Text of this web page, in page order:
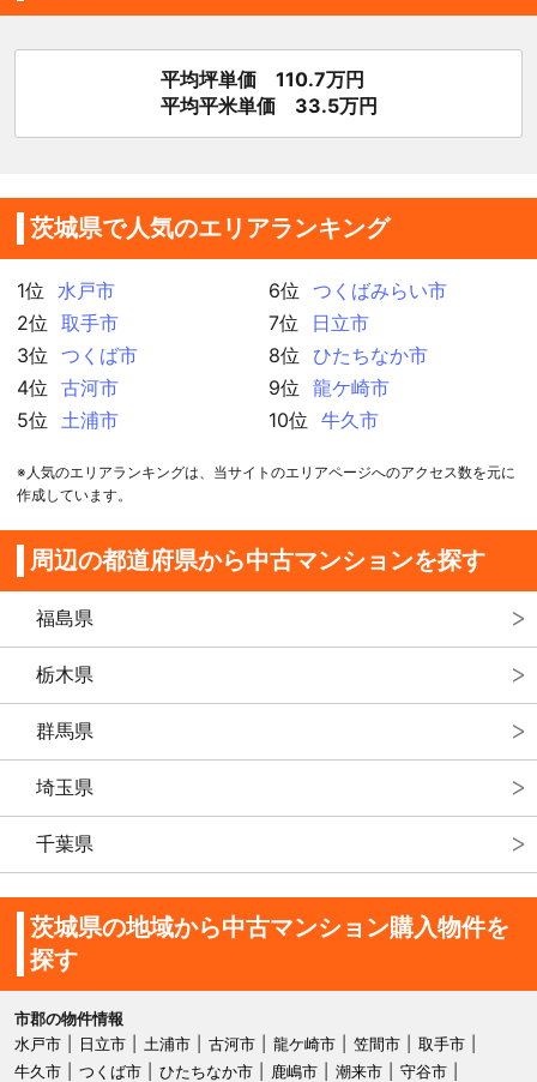
平均坪単価 110.7万円
平均平米単価 33.5万円
茨城県で人気のエリアランキング
1位
水戸市
2位
取手市
3位
つくば市
4位
古河市
5位
土浦市
6位
つくばみらい市
7位
日立市
8位
ひたちなか市
9位
龍ケ崎市
10位
牛久市
※人気のエリアランキングは、当サイトのエリアページへのアクセス数を元に
作成しています。
周辺の都道府県から中古マンションを探す
福島県
栃木県
群馬県
埼玉県
千葉県
茨城県の地域から中古マンション購入物件を
探す
市郡の物件情報
水戸市
日立市 土浦市 古河市 龍ケ崎市 笠間市
取手市
牛久市
つくば市 ひたちなか市 鹿嶋市 潮来市
守谷市